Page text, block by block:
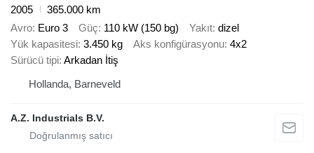
2005
365.000 km
Avro Euro 3 Güç 110 kW (150 bg) Yakıt dizel
Yük kapasitesi 3.450 kg Aks konfigürasyonu 4x2
Sürücü tipi Arkadan İtiş
Hollanda, Barneveld
A.Z. Industrials B.V.